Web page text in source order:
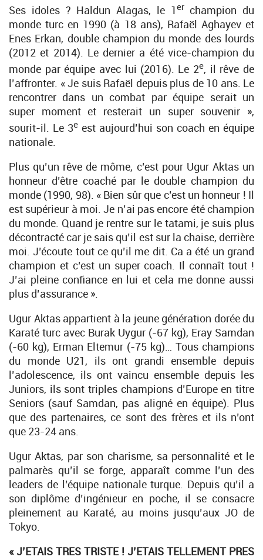
Ses idoles ? Haldun Alagas, le 1erchampion du
monde turc en 1990 (à 18 ans), Rafaël Aghayev et
Enes Erkan, double champion du monde des lourds
(2012 et 2014). Le dernier a été vice-champion du
monde par équipe avec lui (2016). Le 2e, il rêve de
l’affronter. « Je suis Rafaël depuis plus de 10 ans. Le
rencontrer dans un combat par équipe serait un
super moment et resterait un super souvenir »,
sourit-il. Le 3e est aujourd’hui son coach en équipe
nationale.
Plus qu’un rêve de môme, c’est pour Ugur Aktas un
honneur d’être coaché par le double champion du
monde (1990, 98). « Bien sûr que c’est un honneur ! Il
est supérieur à moi. Je n’ai pas encore été champion
du monde. Quand je rentre sur le tatami, je suis plus
décontracté car je sais qu’il est sur la chaise, derrière
moi. J’écoute tout ce qu’il me dit. Ca a été un grand
champion et c’est un super coach. Il connaît tout !
J’ai pleine confiance en lui et cela me donne aussi
plus d’assurance ».
Ugur Aktas appartient à la jeune génération dorée du
Karaté turc avec Burak Uygur (-67 kg), Eray Samdan
(-60 kg), Erman Eltemur (-75 kg)… Tous champions
du monde U21, ils ont grandi ensemble depuis
l’adolescence, ils ont vaincu ensemble depuis les
Juniors, ils sont triples champions d’Europe en titre
Seniors (sauf Samdan, pas aligné en équipe). Plus
que des partenaires, ce sont des frères et ils n’ont
que 23-24 ans.
Ugur Aktas, par son charisme, sa personnalité et le
palmarès qu’il se forge, apparaît comme l’un des
leaders de l’équipe nationale turque. Depuis qu’il a
son diplôme d’ingénieur en poche, il se consacre
pleinement au Karaté, au moins jusqu’aux JO de
Tokyo.
« J’ETAIS TRES TRISTE ! J’ETAIS TELLEMENT PRES